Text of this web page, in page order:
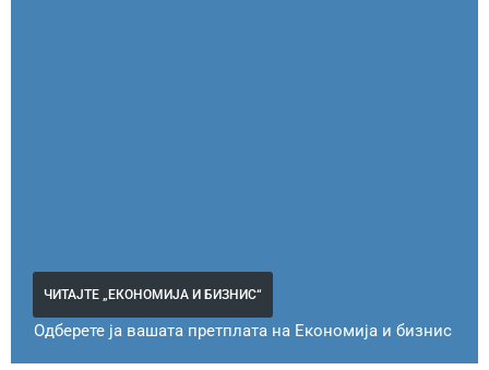
ЧИТАЈТЕ „ЕКОНОМИЈА И БИЗНИС“
Одберете ја вашата претплата на Економија и бизнис